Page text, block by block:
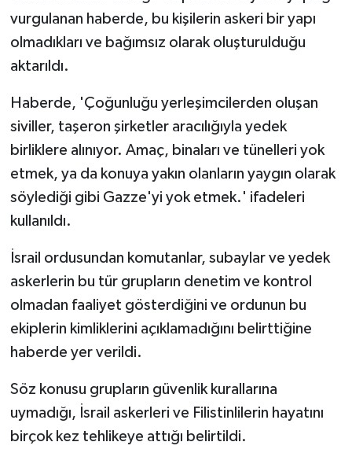
vurgulanan haberde, bu kişilerin askeri bir yapı
olmadıkları ve bağımsız olarak oluşturulduğu
aktarıldı.
Haberde, 'Çoğunluğu yerleşimcilerden oluşan
siviller, taşeron şirketler aracılığıyla yedek
birliklere alınıyor. Amaç, binaları ve tünelleri yok
etmek, ya da konuya yakın olanların yaygın olarak
söylediği gibi Gazze'yi yok etmek.' ifadeleri
kullanıldı.
İsrail ordusundan komutanlar, subaylar ve yedek
askerlerin bu tür grupların denetim ve kontrol
olmadan faaliyet gösterdiğini ve ordunun bu
ekiplerin kimliklerini açıklamadığını belirttiğine
haberde yer verildi.
Söz konusu grupların güvenlik kurallarına
uymadığı, İsrail askerleri ve Filistinlilerin hayatını
birçok kez tehlikeye attığı belirtildi.